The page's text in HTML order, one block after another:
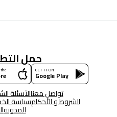
حمل
GET IT ON
Google Play
تواصل معناالأسئلة
الشروط و الأحكامسياسة
المدونة